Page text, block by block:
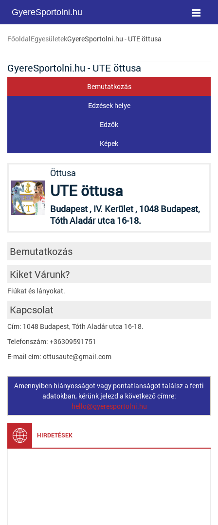
GyereSportolni.hu
FőoldalEgyesületekGyereSportolni.hu - UTE öttusa
GyereSportolni.hu - UTE öttusa
Bemutatkozás
Edzések helye
Edzők
Képek
Öttusa
UTE öttusa
Budapest , IV. Kerület , 1048 Budapest,
Tóth Aladár utca 16-18.
Bemutatkozás
Kiket Várunk?
Fiúkat és lányokat.
Kapcsolat
Cím: 1048 Budapest, Tóth Aladár utca 16-18.
Telefonszám: +36309591751
E-mail cím: ottusaute@gmail.com
Amennyiben hiányosságot vagy pontatlanságot találsz a fenti
adatokban, kérünk jelezd a következő címre:
hello@gyeresportolni.hu
HIRDETÉSEK